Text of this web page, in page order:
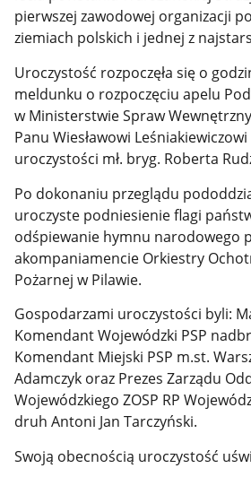
pierwszej zawodowej organizacji
ziemiach polskich i jednej z
Uroczystość rozpoczęła się o
meldunku o rozpoczęciu apelu
w Ministerstwie Spraw
Panu Wiesławowi
uroczystości mł. bryg. Roberta
Po dokonaniu przeglądu
uroczyste podniesienie flagi
odśpiewanie hymnu narodowego
akompaniamencie Orkiestry
Pożarnej w Pilawie.
Gospodarzami uroczystości byli:
Komendant Wojewódzki PSP
Komendant Miejski PSP m.st.
Adamczyk oraz Prezes Zarządu
Wojewódzkiego ZOSP RP
druh Antoni Jan Tarczyński.
Swoją obecnością uroczystość